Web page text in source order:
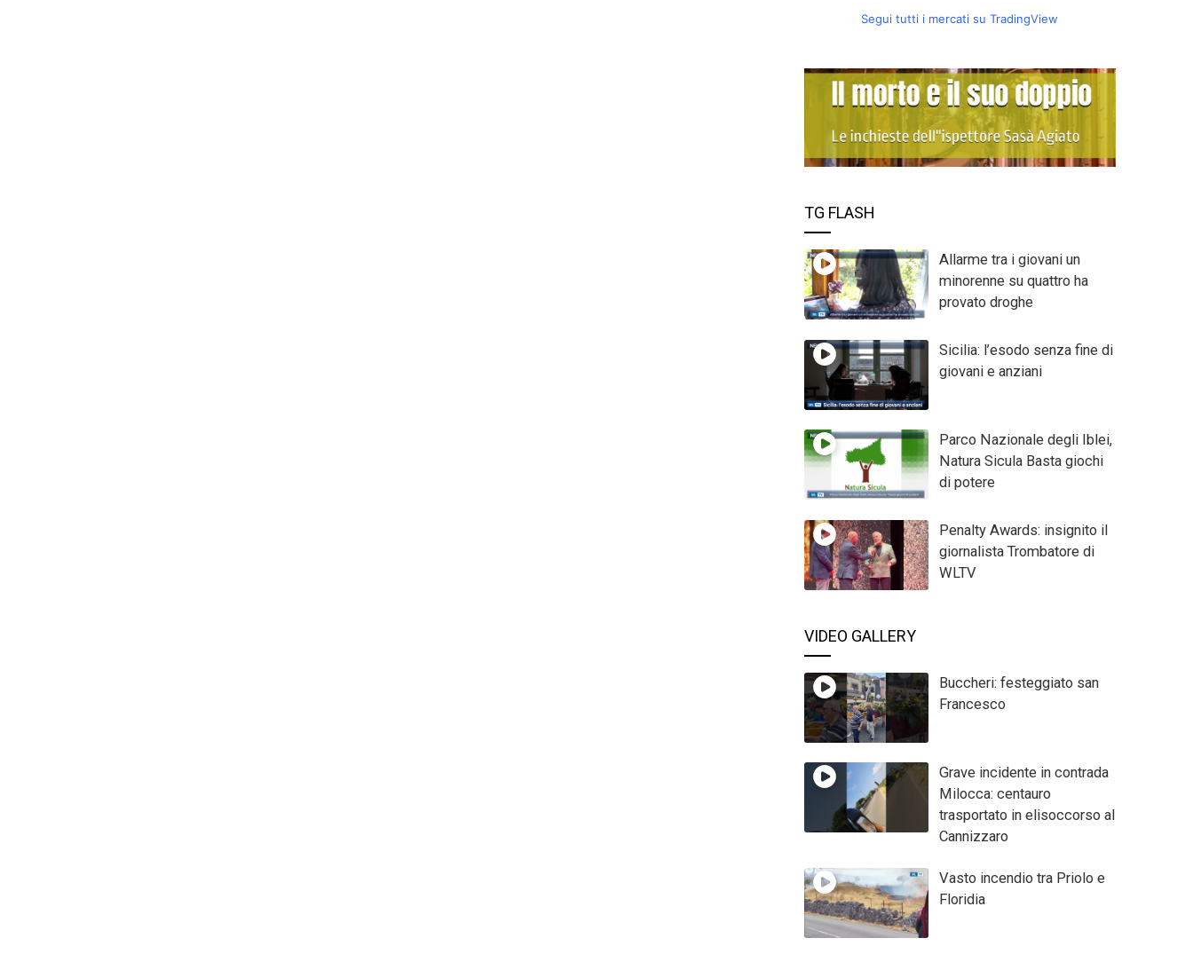
Segui tutti i mercati su TradingView
TG FLASH
Allarme tra i giovani un
minorenne su quattro ha
provato droghe
Sicilia: l’esodo senza fine di
giovani e anziani
Parco Nazionale degli Iblei,
Natura Sicula Basta giochi
di potere
Penalty Awards: insignito il
giornalista Trombatore di
WLTV
VIDEO GALLERY
Buccheri: festeggiato san
Francesco
Grave incidente in contrada
Milocca: centauro
trasportato in elisoccorso al
Cannizzaro
Vasto incendio tra Priolo e
Floridia